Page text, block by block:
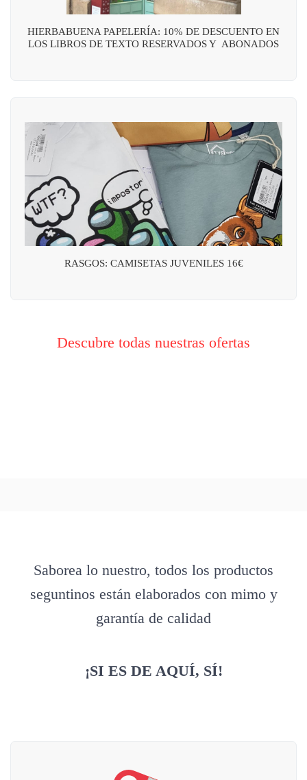
HIERBABUENA PAPELERÍA: 10% DE DESCUENTO EN
LOS LIBROS DE TEXTO RESERVADOS Y ABONADOS
RASGOS: CAMISETAS JUVENILES 16€
Descubre todas nuestras ofertas
Saborea lo nuestro, todos los productos
seguntinos están elaborados con mimo y
garantía de calidad
¡SI ES DE AQUÍ, SÍ!